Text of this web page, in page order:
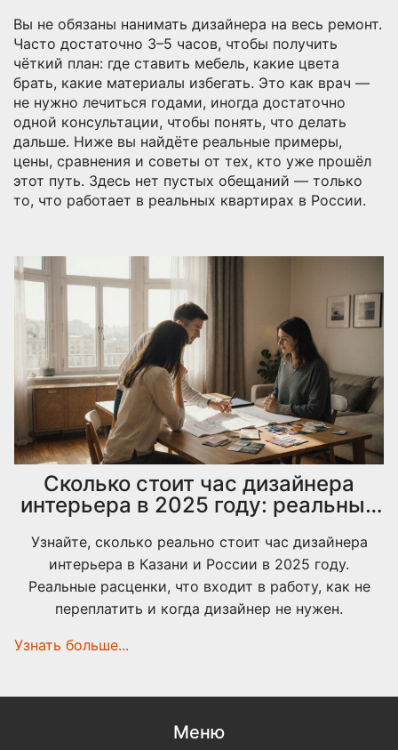
Вы не обязаны нанимать дизайнера на весь ремонт.
Часто достаточно 3–5 часов, чтобы получить
чёткий план: где ставить мебель, какие цвета
брать, какие материалы избегать. Это как врач —
не нужно лечиться годами, иногда достаточно
одной консультации, чтобы понять, что делать
дальше. Ниже вы найдёте реальные примеры,
цены, сравнения и советы от тех, кто уже прошёл
этот путь. Здесь нет пустых обещаний — только
то, что работает в реальных квартирах в России.
Сколько стоит час дизайнера
интерьера в 2025 году: реальные
расценки в Казани и России
Узнайте, сколько реально стоит час дизайнера
интерьера в Казани и России в 2025 году.
Реальные расценки, что входит в работу, как не
переплатить и когда дизайнер не нужен.
Узнать больше...
Меню